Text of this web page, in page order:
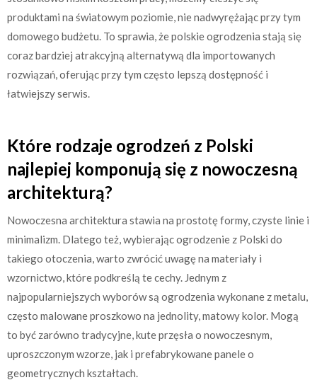
produktami na światowym poziomie, nie nadwyrężając przy tym
domowego budżetu. To sprawia, że polskie ogrodzenia stają się
coraz bardziej atrakcyjną alternatywą dla importowanych
rozwiązań, oferując przy tym często lepszą dostępność i
łatwiejszy serwis.
Które rodzaje ogrodzeń z Polski
najlepiej komponują się z nowoczesną
architekturą?
Nowoczesna architektura stawia na prostotę formy, czyste linie i
minimalizm. Dlatego też, wybierając ogrodzenie z Polski do
takiego otoczenia, warto zwrócić uwagę na materiały i
wzornictwo, które podkreślą te cechy. Jednym z
najpopularniejszych wyborów są ogrodzenia wykonane z metalu,
często malowane proszkowo na jednolity, matowy kolor. Mogą
to być zarówno tradycyjne, kute przęsła o nowoczesnym,
uproszczonym wzorze, jak i prefabrykowane panele o
geometrycznych kształtach.